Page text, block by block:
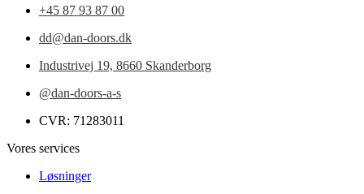
+45 87 93 87 00
dd@dan-doors.dk
Industrivej 19, 8660 Skanderborg
@dan-doors-a-s
CVR: 71283011
Vores services
Løsninger